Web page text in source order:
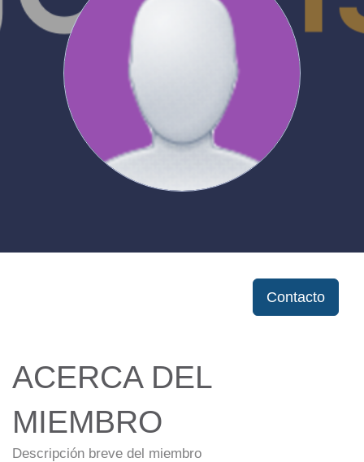
Contacto
ACERCA DEL
MIEMBRO
Descripción breve del miembro